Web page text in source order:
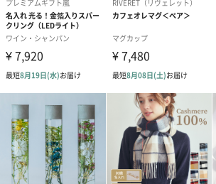
リラックスグッズ
リラックスグッズを同梱してお届けします。